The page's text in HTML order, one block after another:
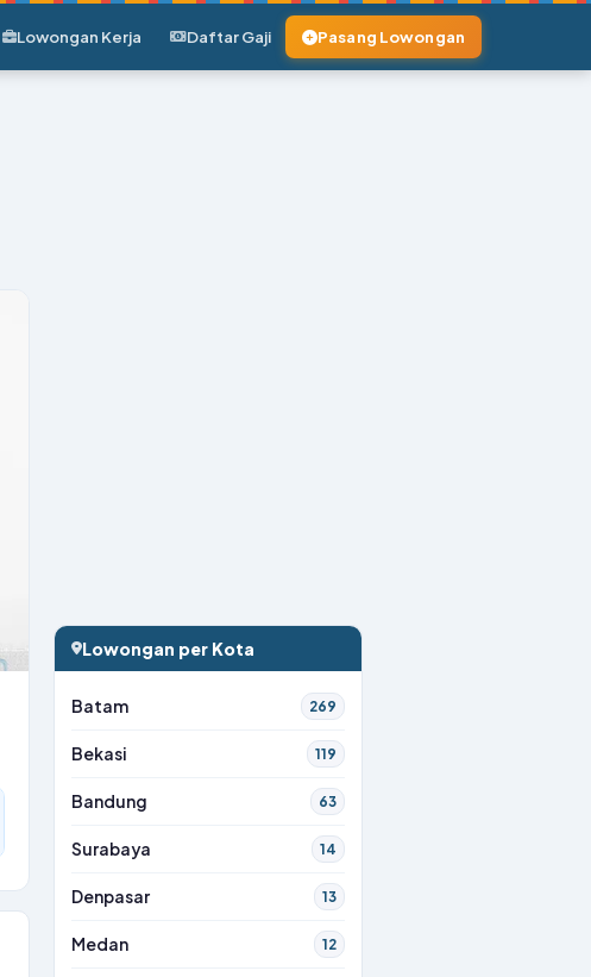
Lowongan Kerja Daftar Gaji Pasang Lowongan
Lowongan per Kota
Batam 269
Bekasi 119
Bandung 63
Surabaya 14
Denpasar 13
Medan 12